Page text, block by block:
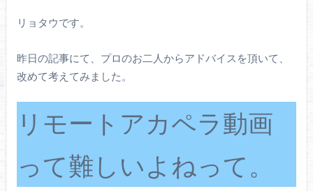
リョタウです。
昨日の記事にて、プロのお二人からアドバイスを頂いて、
改めて考えてみました。
リモートアカペラ動画
って難しいよねって。